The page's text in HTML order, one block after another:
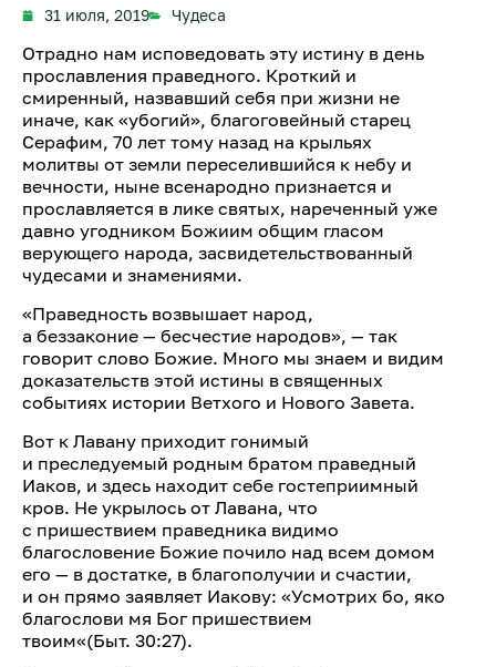
31 июля, 2019 Чудеса
Отрадно нам исповедовать эту истину в день
прославления праведного. Кроткий и
смиренный, назвавший себя при жизни не
иначе, как «убогий», благоговейный старец
Серафим, 70 лет тому назад на крыльях
молитвы от земли переселившийся к небу и
вечности, ныне всенародно признается и
прославляется в лике святых, нареченный уже
давно угодником Божиим общим гласом
верующего народа, засвидетельствованный
чудесами и знамениями.
«Праведность возвышает народ,
а беззаконие — бесчестие народов», — так
говорит слово Божие. Много мы знаем и видим
доказательств этой истины в священных
событиях истории Ветхого и Нового Завета.
Вот к Лавану приходит гонимый
и преследуемый родным братом праведный
Иаков, и здесь находит себе гостеприимный
кров. Не укрылось от Лавана, что
с пришествием праведника видимо
благословение Божие почило над всем домом
его — в достатке, в благополучии и счастии,
и он прямо заявляет Иакову: «Усмотрих бо, яко
благослови мя Бог пришествием
твоим«(Быт. 30:27).